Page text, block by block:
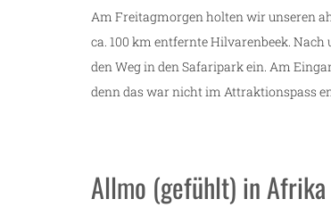
Am Freitagmorgen holten wir unseren
ca. 100 km entfernte Hilvarenbeek.
den Weg in den Safaripark ein. Am
denn das war nicht im Attraktionspass
Allmo (gefühlt) in Afrika